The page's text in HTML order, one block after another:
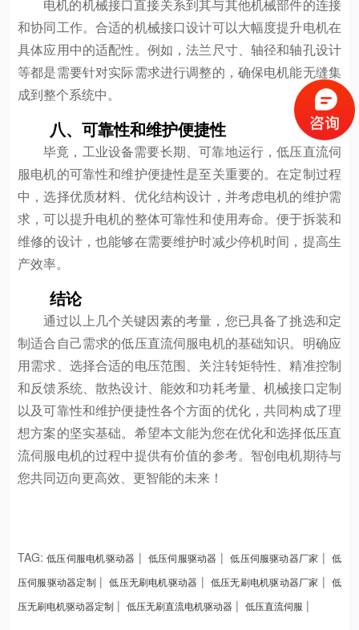
电机的机械接口直接关系到其与其他机械部件的连接
和协同工作。合适的机械接口设计可以大幅度提升电机在
具体应用中的适配性。例如，法兰尺寸、轴径和轴孔设计
等都是需要针对实际需求进行调整的，确保电机能无缝集
成到整个系统中。
八、可靠性和维护便捷性
毕竟，工业设备需要长期、可靠地运行，低压直流伺
服电机的可靠性和维护便捷性是至关重要的。在定制过程
中，选择优质材料、优化结构设计，并考虑电机的维护需
求，可以提升电机的整体可靠性和使用寿命。便于拆装和
维修的设计，也能够在需要维护时减少停机时间，提高生
产效率。
结论
通过以上几个关键因素的考量，您已具备了挑选和定
制适合自己需求的低压直流伺服电机的基础知识。明确应
用需求、选择合适的电压范围、关注转矩特性、精准控制
和反馈系统、散热设计、能效和功耗考量、机械接口定制
以及可靠性和维护便捷性各个方面的优化，共同构成了理
想方案的坚实基础。希望本文能为您在优化和选择低压直
流伺服电机的过程中提供有价值的参考。智创电机期待与
您共同迈向更高效、更智能的未来！
TAG:低压伺服电机驱动器 | 低压伺服驱动器 |低压伺服驱动器厂家 |低
压伺服驱动器定制|低压无刷电机驱动器 | 低压无刷电机驱动器厂家 |低
压无刷电机驱动器定制 | 低压无刷直流电机驱动器 | 低压直流伺服 |